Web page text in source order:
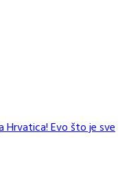
Hrvatica! Evo što je sve